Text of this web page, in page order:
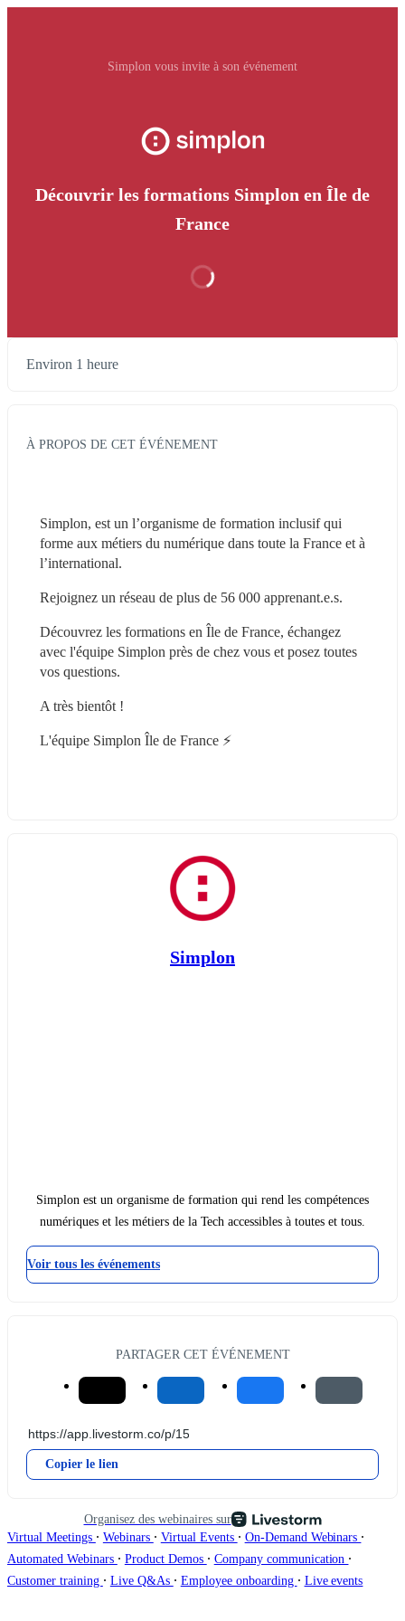
Simplon vous invite à son événement
Découvrir les formations Simplon en Île de
France
Environ 1 heure
À PROPOS DE CET ÉVÉNEMENT
Simplon, est un l’organisme de formation inclusif qui
forme aux métiers du numérique dans toute la France et à
l’international.
Rejoignez un réseau de plus de 56 000 apprenant.e.s.
Découvrez les formations en Île de France, échangez
avec l'équipe Simplon près de chez vous et posez toutes
vos questions.
A très bientôt !
L'équipe Simplon Île de France ⚡️
Simplon
Simplon est un organisme de formation qui rend les compétences
numériques et les métiers de la Tech accessibles à toutes et tous.
Voir tous les événements
PARTAGER CET ÉVÉNEMENT
Copier le lien
Organisez des webinaires sur
Virtual Meetings ∙ Webinars ∙ Virtual Events ∙ On-Demand Webinars ∙
Automated Webinars ∙ Product Demos ∙ Company communication ∙
Customer training ∙ Live Q&As ∙ Employee onboarding ∙ Live events